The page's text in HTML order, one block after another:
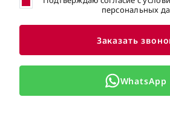
персональных
Заказать
WhatsApp